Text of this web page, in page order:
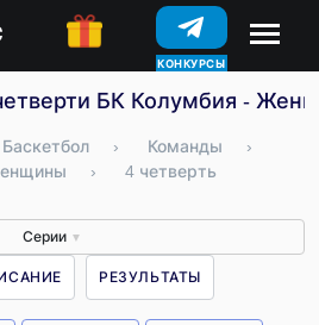
КОНКУРСЫ
БК Колумбия -
Баскетбол › Команды
›
› 4 четверть
Серии ▼
РЕЗУЛЬТАТЫ